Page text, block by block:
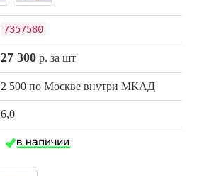
7357580
27 300р. за шт
2 500 по Москве внутри МКАД
6,0